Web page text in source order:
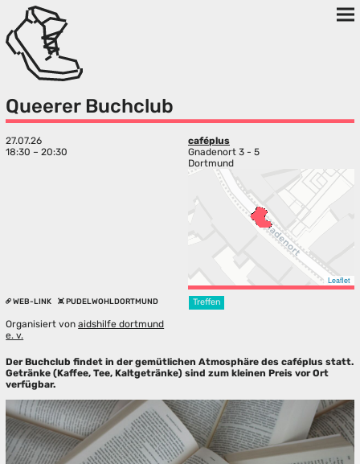
Queerer Buchclub
27.07.26
18:30 – 20:30
caféplus
Gnadenort 3 - 5
Dortmund
Leaflet
WEB-LINK PUDELWOHLDORTMUND Treffen
Organisiert vonaidshilfe dortmund
e. v.
Der Buchclub findet in der gemütlichen Atmosphäre des caféplus statt.
Getränke (Kaffee, Tee, Kaltgetränke) sind zum kleinen Preis vor Ort
verfügbar.